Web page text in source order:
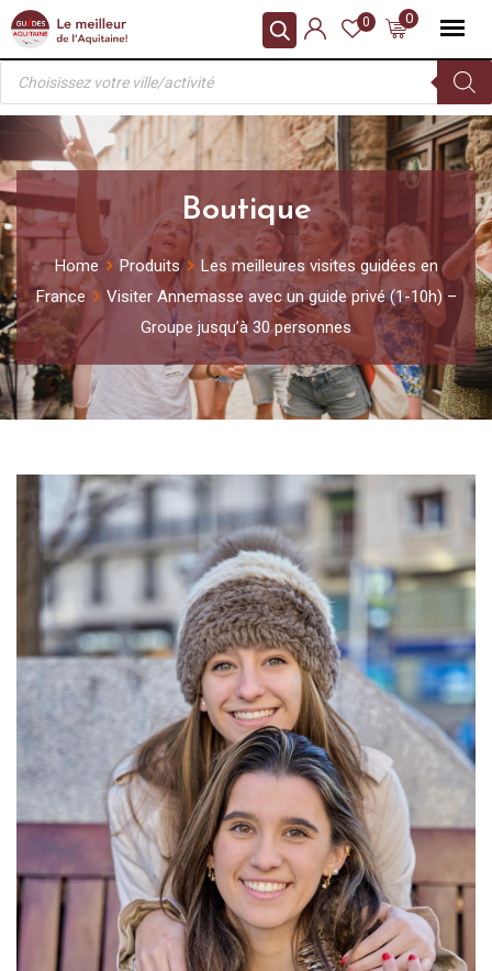
Skip
content
0
0
Recherche
produits
Boutique
Home Produits
Les meilleures visites guidées en
France
Visiter Annemasse avec un guide privé (1-10h) –
Groupe jusqu’à 30 personnes